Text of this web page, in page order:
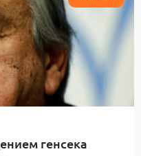
генсека